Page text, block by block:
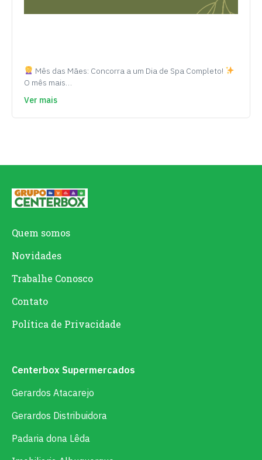
Mês das Mães: Concorra a um Dia de Spa Completo!
O mês mais…
Ver mais
Quem somos
Novidades
Trabalhe Conosco
Contato
Política de Privacidade
Centerbox Supermercados
Gerardos Atacarejo
Gerardos Distribuidora
Padaria dona Lêda